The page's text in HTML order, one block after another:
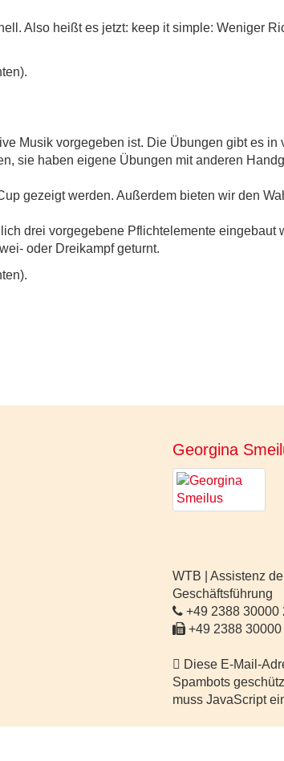
Also heißt es jetzt: keep it simple: Weniger
Musik vorgegeben ist. Die Übungen gibt es in
sie haben eigene Übungen mit anderen
gezeigt werden. Außerdem bieten wir den
drei vorgegebene Pflichtelemente eingebaut
oder Dreikampf geturnt.
Georgina
WTB | Assistenz
Geschäftsführung
+49 2388 30000
+49 2388 30000
Diese E-Mail-
Spambots
muss JavaScript